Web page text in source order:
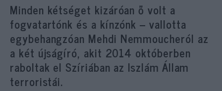
Minden kétséget kizáróan ő volt a
fogvatartónk és a kínzónk – vallotta
egybehangzóan Mehdi Nemmoucheról az
a két újságíró, akit 2014 októberben
raboltak el Szíriában az Iszlám Állam
terroristái.